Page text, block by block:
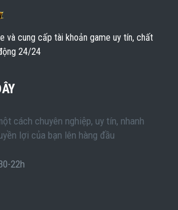
và cung cấp tài khoản game uy tín, chất
24/24
cách chuyên nghiệp, uy tín, nhanh
lợi của bạn lên hàng đầu
22h